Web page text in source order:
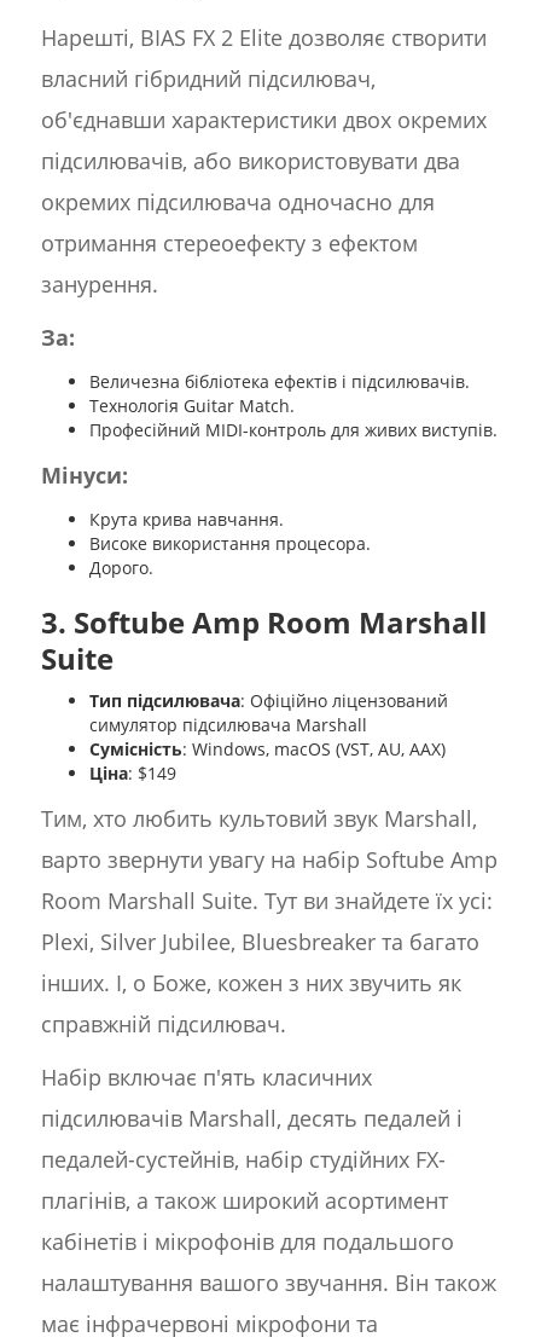
Нарешті, BIAS FX 2 Elite дозволяє створити
власний гібридний підсилювач,
об'єднавши характеристики двох окремих
підсилювачів, або використовувати два
окремих підсилювача одночасно для
отримання стереоефекту з ефектом
занурення.
За:
Величезна бібліотека ефектів і підсилювачів.
Технологія Guitar Match.
Професійний MIDI-контроль для живих виступів.
Мінуси:
Крута крива навчання.
Високе використання процесора.
Дорого.
3. Softube Amp Room Marshall
Suite
Тип підсилювача: Офіційно ліцензований
симулятор підсилювача Marshall
Сумісність: Windows, macOS (VST, AU, AAX)
Ціна: $149
Тим, хто любить культовий звук Marshall,
варто звернути увагу на набір Softube Amp
Room Marshall Suite. Тут ви знайдете їх усі:
Plexi, Silver Jubilee, Bluesbreaker та багато
інших. І, о Боже, кожен з них звучить як
справжній підсилювач.
Набір включає п'ять класичних
підсилювачів Marshall, десять педалей і
педалей-сустейнів, набір студійних FX-
плагінів, а також широкий асортимент
кабінетів і мікрофонів для подальшого
налаштування вашого звучання. Він також
має інфрачервоні мікрофони та